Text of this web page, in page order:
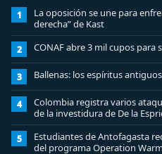
1
La oposición se une para
derecha” de Kast
2 CONAF abre 3 mil cupos para
3 Ballenas: los espíritus
4
Colombia registra varios
de la investidura de De la
5
Estudiantes de Antofagasta
del programa Operation